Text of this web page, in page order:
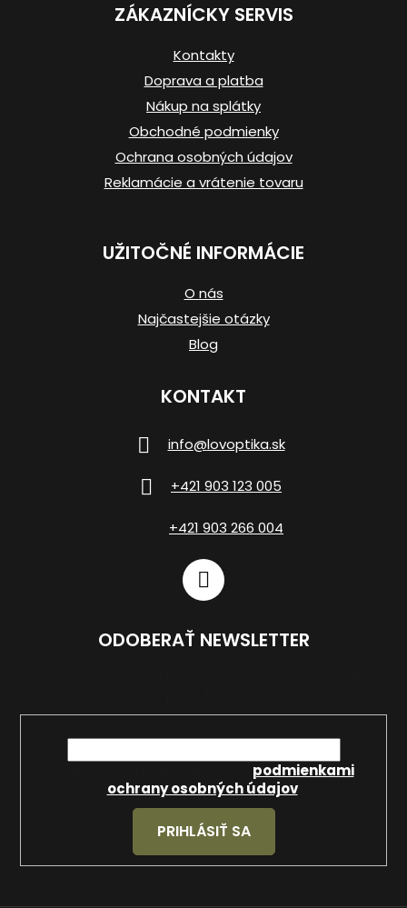
ZÁKAZNÍCKY SERVIS
Kontakty
Doprava a platba
Nákup na splátky
Obchodné podmienky
Ochrana osobných údajov
Reklamácie a vrátenie tovaru
UŽITOČNÉ INFORMÁCIE
O nás
Najčastejšie otázky
Blog
KONTAKT
info@lovoptika.sk
+421 903 123 005
+421 903 266 004
ODOBERAŤ NEWSLETTER
podmienkami
ochrany osobných údajov.
PRIHLÁSIŤ SA